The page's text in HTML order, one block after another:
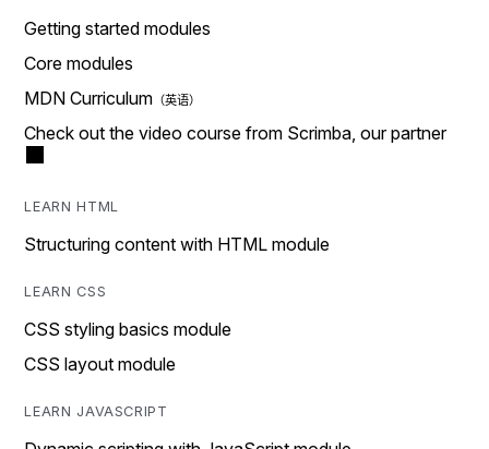
Getting started modules
Core modules
MDN Curriculum
Check out the video course from Scrimba, our partner
LEARN HTML
Structuring content with HTML module
LEARN CSS
CSS styling basics module
CSS layout module
LEARN JAVASCRIPT